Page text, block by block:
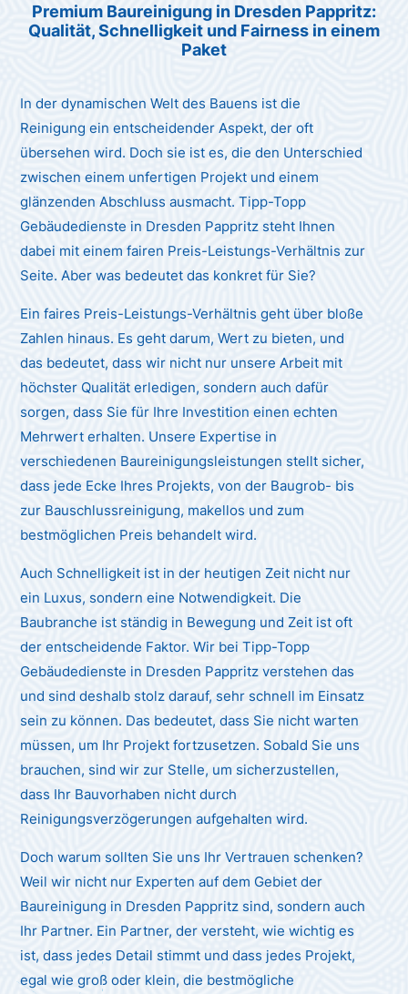
Premium Baureinigung in Dresden Pappritz:
Qualität, Schnelligkeit und Fairness in einem
Paket
In der dynamischen Welt des Bauens ist die
Reinigung ein entscheidender Aspekt, der oft
übersehen wird. Doch sie ist es, die den Unterschied
zwischen einem unfertigen Projekt und einem
glänzenden Abschluss ausmacht. Tipp-Topp
Gebäudedienste in Dresden Pappritz steht Ihnen
dabei mit einem fairen Preis-Leistungs-Verhältnis zur
Seite. Aber was bedeutet das konkret für Sie?
Ein faires Preis-Leistungs-Verhältnis geht über bloße
Zahlen hinaus. Es geht darum, Wert zu bieten, und
das bedeutet, dass wir nicht nur unsere Arbeit mit
höchster Qualität erledigen, sondern auch dafür
sorgen, dass Sie für Ihre Investition einen echten
Mehrwert erhalten. Unsere Expertise in
verschiedenen Baureinigungsleistungen stellt sicher,
dass jede Ecke Ihres Projekts, von der Baugrob- bis
zur Bauschlussreinigung, makellos und zum
bestmöglichen Preis behandelt wird.
Auch Schnelligkeit ist in der heutigen Zeit nicht nur
ein Luxus, sondern eine Notwendigkeit. Die
Baubranche ist ständig in Bewegung und Zeit ist oft
der entscheidende Faktor. Wir bei Tipp-Topp
Gebäudedienste in Dresden Pappritz verstehen das
und sind deshalb stolz darauf, sehr schnell im Einsatz
sein zu können. Das bedeutet, dass Sie nicht warten
müssen, um Ihr Projekt fortzusetzen. Sobald Sie uns
brauchen, sind wir zur Stelle, um sicherzustellen,
dass Ihr Bauvorhaben nicht durch
Reinigungsverzögerungen aufgehalten wird.
Doch warum sollten Sie uns Ihr Vertrauen schenken?
Weil wir nicht nur Experten auf dem Gebiet der
Baureinigung in Dresden Pappritz sind, sondern auch
Ihr Partner. Ein Partner, der versteht, wie wichtig es
ist, dass jedes Detail stimmt und dass jedes Projekt,
egal wie groß oder klein, die bestmögliche